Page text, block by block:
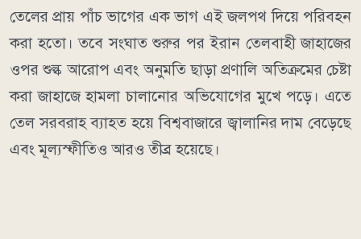
তেলের প্রায় পাঁচ ভাগের এক ভাগ এই জলপথ দিয়ে পরিবহন
করা হতো। তবে সংঘাত শুরুর পর ইরান তেলবাহী জাহাজের
ওপর শুল্ক আরোপ এবং অনুমতি ছাড়া প্রণালি অতিক্রমের চেষ্টা
করা জাহাজে হামলা চালানোর অভিযোগের মুখে পড়ে। এতে
তেল সরবরাহ ব্যাহত হয়ে বিশ্ববাজারে জ্বালানির দাম বেড়েছে
এবং মূল্যস্ফীতিও আরও তীব্র হয়েছে।